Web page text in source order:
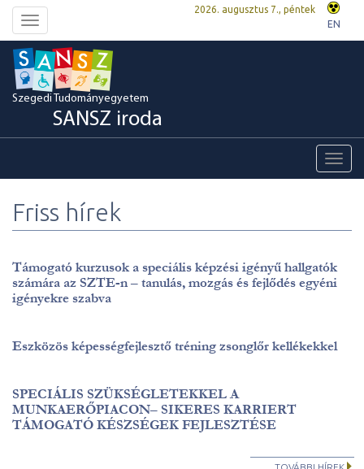
Toggle
navigation
2026. augusztus 7., péntek
EN
Szegedi Tudományegyetem
SANSZ iroda
Friss hírek
Támogató kurzusok a speciális képzési igényű hallgatók
számára az SZTE-n – tanulás, mozgás és fejlődés egyéni
igényekre szabva
Eszközös képességfejlesztő tréning zsonglőr kellékekkel
SPECIÁLIS SZÜKSÉGLETEKKEL A
MUNKAERŐPIACON– SIKERES KARRIERT
TÁMOGATÓ KÉSZSÉGEK FEJLESZTÉSE
TOVÁBBI HÍREK